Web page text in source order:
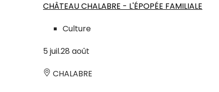
CHÂTEAU CHALABRE - L'ÉPOPÉE FAMILIALE
Culture
5 juil.28 août
CHALABRE